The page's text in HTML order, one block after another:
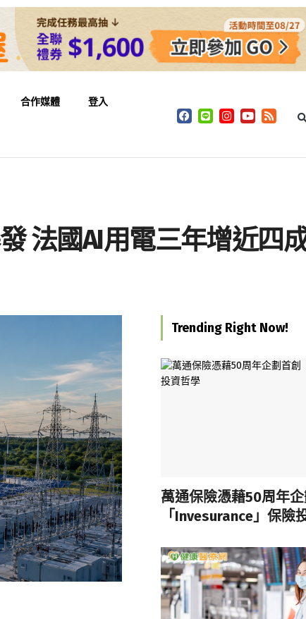
合作媒體 登入
法國AI用電三年增近四
Trending Right Now!
萬通保險憑藉50周年
「Invesurance」保險